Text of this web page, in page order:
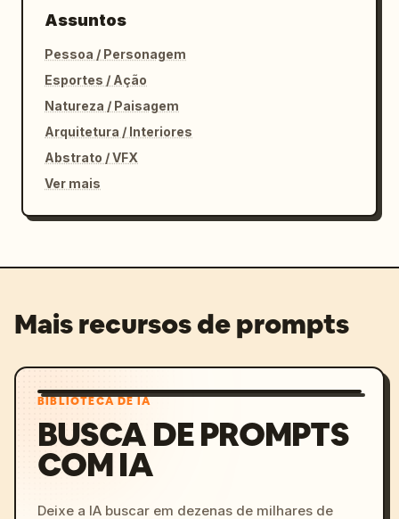
Assuntos
Pessoa / Personagem
Esportes / Ação
Natureza / Paisagem
Arquitetura / Interiores
Abstrato / VFX
Ver mais
Mais recursos de prompts
BIBLIOTECA DE IA
BUSCA DE PROMPTS
COM IA
Deixe a IA buscar em dezenas de milhares de